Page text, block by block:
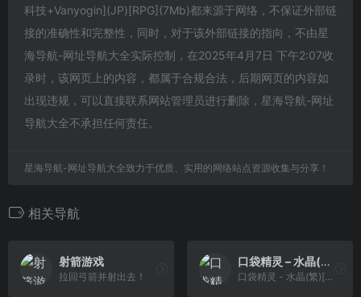
科技+Vanyogin](JP)[RPG](7Mb)都来源于网络，不保证外部链
接的准确性和完整性，同时，对于该外部链接的指向，不由星
海导航-网址导航大全实际控制，在2025年4月7日 下午2:07收
录时，该网页上的内容，都属于合规合法，后期网页的内容如
出现违规，可以直接联系网站管理员进行删除，星海导航-网址
导航大全不承担任何责任。
星海导航-网址导航大全致力于优质、实用的网络站点资源收集与分享！
相关导航
射箭游戏
拉回弓箭并射出去！
口袋精灵 – 水晶(繁)[火星电子](CN)[RPG](8Mb)
口袋精灵 - 水晶(繁)[火星电子](CN)[RPG](8Mb)